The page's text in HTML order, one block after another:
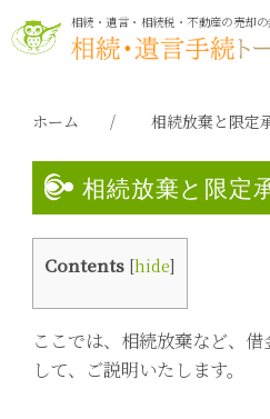
相続・遺言・相続税・不動産の売却
ホーム 相続放棄と限定
相続放棄と限定
Contents [hide]
ここでは、相続放棄など、
して、ご説明いたします。